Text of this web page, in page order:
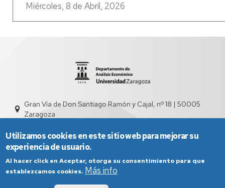
Miércoles, 8 de Abril, 2026
Gran Vía de Don Santiago Ramón y Cajal, nº 18 | 50005
Zaragoza
Utilizamos cookies en este sitio web para mejorar su
experiencia de usuario.
Al hacer click en Aceptar, otorga su consentimiento para que
establezcamos cookies. Más info